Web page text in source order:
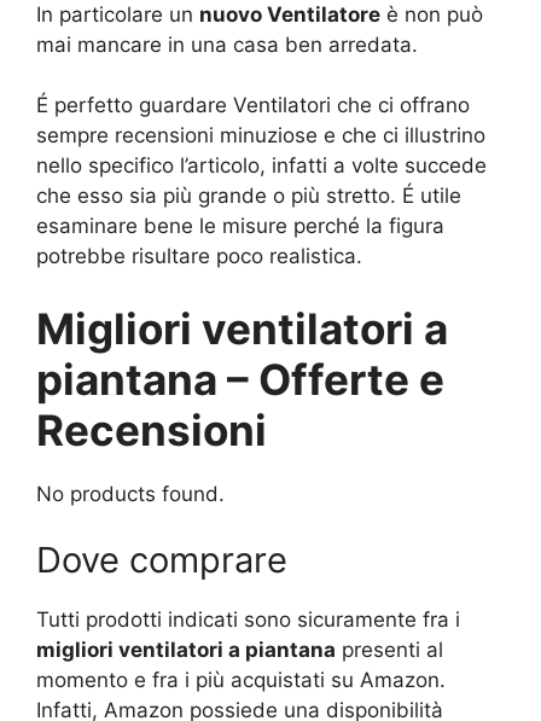
In particolare un nuovo Ventilatore è non può
mai mancare in una casa ben arredata.
É perfetto guardare Ventilatori che ci offrano
sempre recensioni minuziose e che ci illustrino
nello specifico l’articolo, infatti a volte succede
che esso sia più grande o più stretto. É utile
esaminare bene le misure perché la figura
potrebbe risultare poco realistica.
Migliori ventilatori a
piantana – Offerte e
Recensioni
No products found.
Dove comprare
Tutti prodotti indicati sono sicuramente fra i
migliori ventilatori a piantana presenti al
momento e fra i più acquistati su Amazon.
Infatti, Amazon possiede una disponibilità